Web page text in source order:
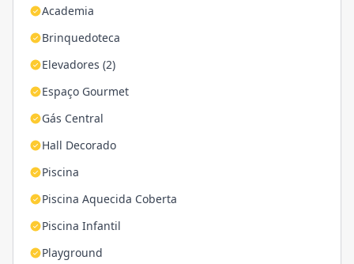
Academia
Brinquedoteca
Elevadores (2)
Espaço Gourmet
Gás Central
Hall Decorado
Piscina
Piscina Aquecida Coberta
Piscina Infantil
Playground